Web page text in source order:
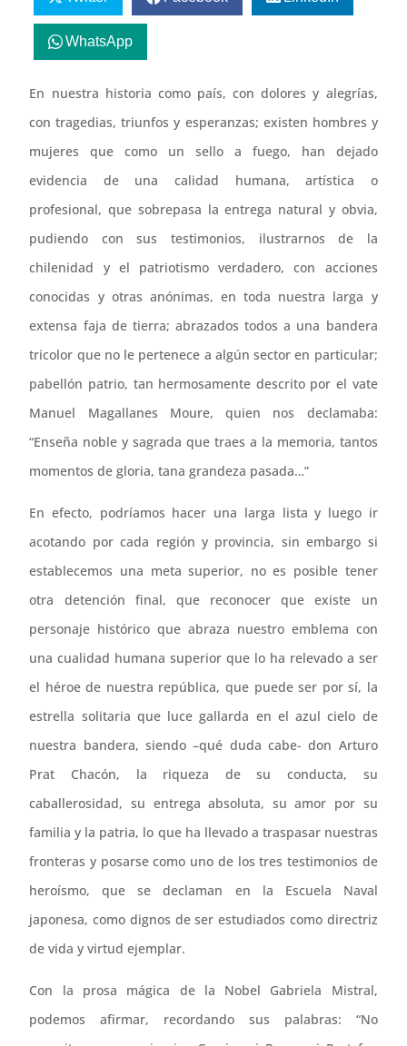
WhatsApp
En nuestra historia como país, con dolores y alegrías,
con tragedias, triunfos y esperanzas; existen hombres y
mujeres que como un sello a fuego, han dejado
evidencia de una calidad humana, artística o
profesional, que sobrepasa la entrega natural y obvia,
pudiendo con sus testimonios, ilustrarnos de la
chilenidad y el patriotismo verdadero, con acciones
conocidas y otras anónimas, en toda nuestra larga y
extensa faja de tierra; abrazados todos a una bandera
tricolor que no le pertenece a algún sector en particular;
pabellón patrio, tan hermosamente descrito por el vate
Manuel Magallanes Moure, quien nos declamaba:
“Enseña noble y sagrada que traes a la memoria, tantos
momentos de gloria, tana grandeza pasada…”
En efecto, podríamos hacer una larga lista y luego ir
acotando por cada región y provincia, sin embargo si
establecemos una meta superior, no es posible tener
otra detención final, que reconocer que existe un
personaje histórico que abraza nuestro emblema con
una cualidad humana superior que lo ha relevado a ser
el héroe de nuestra república, que puede ser por sí, la
estrella solitaria que luce gallarda en el azul cielo de
nuestra bandera, siendo –qué duda cabe- don Arturo
Prat Chacón, la riqueza de su conducta, su
caballerosidad, su entrega absoluta, su amor por su
familia y la patria, lo que ha llevado a traspasar nuestras
fronteras y posarse como uno de los tres testimonios de
heroísmo, que se declaman en la Escuela Naval
japonesa, como dignos de ser estudiados como directriz
de vida y virtud ejemplar.
Con la prosa mágica de la Nobel Gabriela Mistral,
podemos afirmar, recordando sus palabras: “No